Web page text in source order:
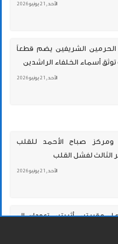
الأحد , 21 يونيو 2026
الشريفين يضم قطعاً
توثق أسماء الخلفاء الراشدين
الأحد , 21 يونيو 2026
ومركز صباح الأحمد للقلب
الثالث لفشل القلب
الأحد , 21 يونيو 2026
مقبرتين أثريتين تعودان إلى